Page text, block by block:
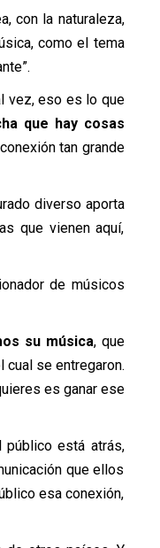
con la naturaleza,
como el tema
vez, eso es lo que
que hay cosas
tan grande
diverso aporta
que vienen aquí,
de músicos
su música, que
se entregaron.
es ganar ese
público está atrás,
que ellos
esa conexión,